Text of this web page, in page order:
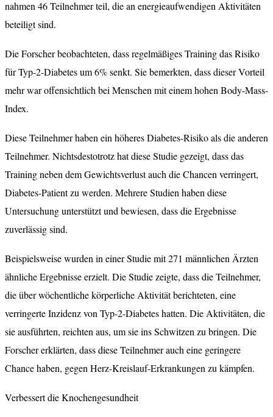
nahmen 46 Teilnehmer teil, die an energieaufwendigen Aktivitäten
beteiligt sind.
Die Forscher beobachteten, dass regelmäßiges Training das Risiko
für Typ-2-Diabetes um 6% senkt. Sie bemerkten, dass dieser Vorteil
mehr war offensichtlich bei Menschen mit einem hohen Body-Mass-
Index.
Diese Teilnehmer haben ein höheres Diabetes-Risiko als die anderen
Teilnehmer. Nichtsdestotrotz hat diese Studie gezeigt, dass das
Training neben dem Gewichtsverlust auch die Chancen verringert,
Diabetes-Patient zu werden. Mehrere Studien haben diese
Untersuchung unterstützt und bewiesen, dass die Ergebnisse
zuverlässig sind.
Beispielsweise wurden in einer Studie mit 271 männlichen Ärzten
ähnliche Ergebnisse erzielt. Die Studie zeigte, dass die Teilnehmer,
die über wöchentliche körperliche Aktivität berichteten, eine
verringerte Inzidenz von Typ-2-Diabetes hatten. Die Aktivitäten, die
sie ausführten, reichten aus, um sie ins Schwitzen zu bringen. Die
Forscher erklärten, dass diese Teilnehmer auch eine geringere
Chance haben, gegen Herz-Kreislauf-Erkrankungen zu kämpfen.
Verbessert die Knochengesundheit